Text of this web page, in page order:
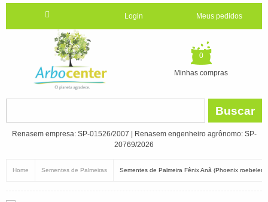
Login Meus pedidos
0
Minhas compras
Buscar
Renasem empresa: SP-01526/2007 | Renasem engenheiro agrônomo: SP-
20769/2026
Home Sementes de Palmeiras Sementes de Palmeira Fênix Anã (Phoenix roebelenii)